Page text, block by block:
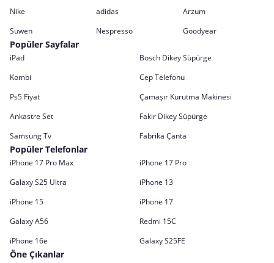
Nike adidas
Arzum
Suwen
Nespresso Goodyear
Popüler Sayfalar
iPad
Bosch Dikey Süpürge
Kombi
Cep Telefonu
Ps5 Fiyat
Çamaşır Kurutma Makinesi
Ankastre Set
Fakir Dikey Süpürge
Samsung Tv
Fabrika Çanta
Popüler Telefonlar
iPhone 17 Pro Max
iPhone 17 Pro
Galaxy S25 Ultra
iPhone 13
iPhone 15
iPhone 17
Galaxy A56
Redmi 15C
iPhone 16e
Galaxy S25FE
Öne Çıkanlar